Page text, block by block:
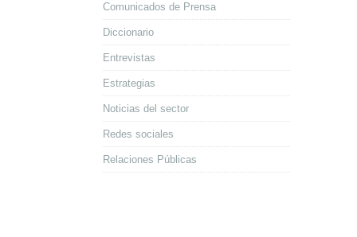
Comunicados de Prensa
Diccionario
Entrevistas
Estrategias
Noticias del sector
Redes sociales
Relaciones Públicas